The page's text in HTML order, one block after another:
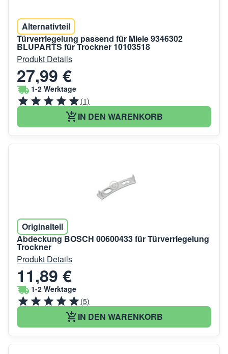
Alternativteil
Türverriegelung passend für Miele 9346302
BLUPARTS für Trockner 10103518
Produkt Details
27,99 €
1-2 Werktage
(1)
IN DEN WARENKORB
Originalteil
Abdeckung BOSCH 00600433 für Türverriegelung
Trockner
Produkt Details
11,89 €
1-2 Werktage
(5)
IN DEN WARENKORB